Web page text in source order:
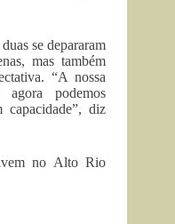
se depararam
mas também
“A nossa
agora podemos
capacidade”, diz
no Alto Rio